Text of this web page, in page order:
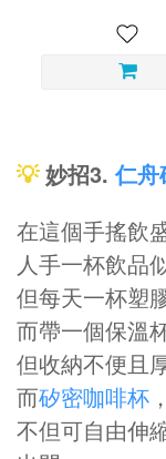
💡 妙招3.仁舟
在這個手搖飲
人手一杯飲品
但每天一杯塑
而帶一個保溫
但收納不便且
而矽密咖啡杯 ，
不但可自由伸